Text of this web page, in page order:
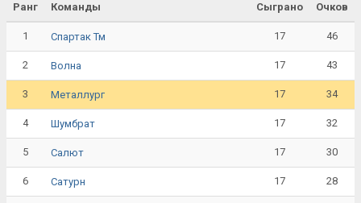
Ранг Команды Сыграно Очков
1 Спартак Тм 17 46
2 Волна 17 43
3 Металлург 17 34
4 Шумбрат 17 32
5 Салют 17 30
6 Сатурн 17 28